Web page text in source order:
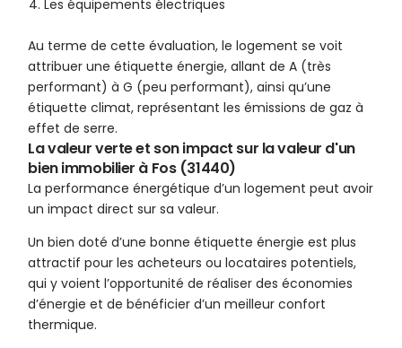
Les équipements électriques
Au terme de cette évaluation, le logement se voit
attribuer une étiquette énergie, allant de A (très
performant) à G (peu performant), ainsi qu’une
étiquette climat, représentant les émissions de gaz à
effet de serre.
La valeur verte et son impact sur la valeur d'un
bien immobilier à Fos (31440)
La performance énergétique d’un logement peut avoir
un impact direct sur sa valeur.
Un bien doté d’une bonne étiquette énergie est plus
attractif pour les acheteurs ou locataires potentiels,
qui y voient l’opportunité de réaliser des économies
d’énergie et de bénéficier d’un meilleur confort
thermique.